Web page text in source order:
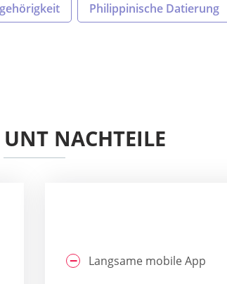
Philippinische Datierung
NACHTEILE
Langsame mobile App